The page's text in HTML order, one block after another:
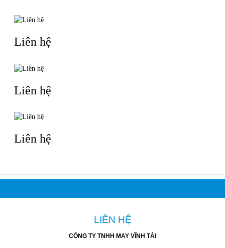
Liên hệ
Liên hệ
Liên hệ
LIÊN HỆ
CÔNG TY TNHH MAY VĨNH TÀI